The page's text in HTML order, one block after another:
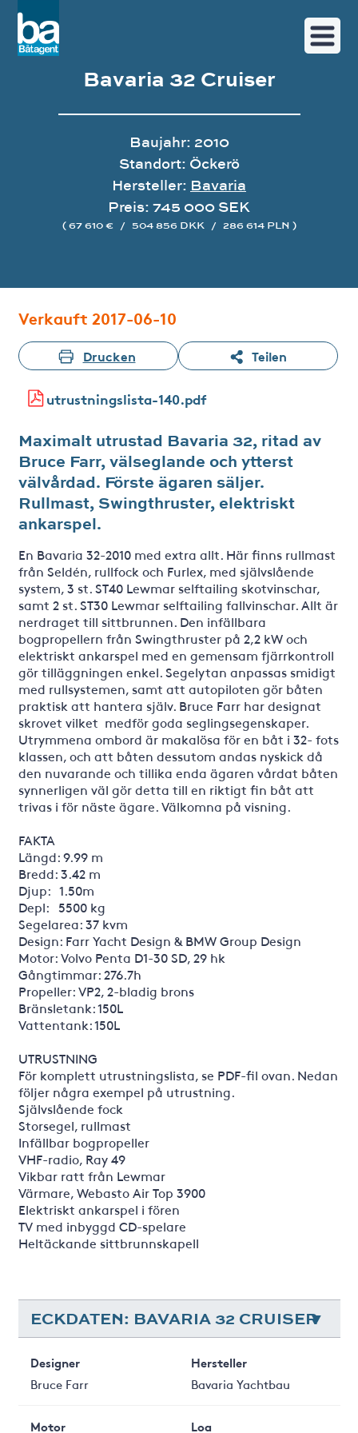
Bavaria 32 Cruiser
Baujahr: 2010
Standort: Öckerö
Hersteller: Bavaria
Preis: 745 000 SEK
( 67 610 € / 504 856 DKK / 286 614 PLN )
Verkauft 2017-06-10
Drucken Teilen
utrustningslista-140.pdf
Maximalt utrustad Bavaria 32, ritad av
Bruce Farr, välseglande och ytterst
välvårdad. Förste ägaren säljer.
Rullmast, Swingthruster, elektriskt
ankarspel.
En Bavaria 32-2010 med extra allt. Här finns rullmast
från Seldén, rullfock och Furlex, med självslående
system, 3 st. ST40 Lewmar selftailing skotvinschar,
samt 2 st. ST30 Lewmar selftailing fallvinschar. Allt är
nerdraget till sittbrunnen. Den infällbara
bogpropellern från Swingthruster på 2,2 kW och
elektriskt ankarspel med en gemensam fjärrkontroll
gör tilläggningen enkel. Segelytan anpassas smidigt
med rullsystemen, samt att autopiloten gör båten
praktisk att hantera själv. Bruce Farr har designat
skrovet vilket medför goda seglingsegenskaper.
Utrymmena ombord är makalösa för en båt i 32- fots
klassen, och att båten dessutom andas nyskick då
den nuvarande och tillika enda ägaren vårdat båten
synnerligen väl gör detta till en riktigt fin båt att
trivas i för näste ägare. Välkomna på visning.
FAKTA
Längd: 9.99 m
Bredd: 3.42 m
Djup: 1.50m
Depl: 5500 kg
Segelarea: 37 kvm
Design: Farr Yacht Design & BMW Group Design
Motor: Volvo Penta D1-30 SD, 29 hk
Gångtimmar: 276.7h
Propeller: VP2, 2-bladig brons
Bränsletank: 150L
Vattentank: 150L
UTRUSTNING
För komplett utrustningslista, se PDF-fil ovan. Nedan
följer några exempel på utrustning.
Självslående fock
Storsegel, rullmast
Infällbar bogpropeller
VHF-radio, Ray 49
Vikbar ratt från Lewmar
Värmare, Webasto Air Top 3900
Elektriskt ankarspel i fören
TV med inbyggd CD-spelare
Heltäckande sittbrunnskapell
ECKDATEN: BAVARIA 32 CRUISER
Designer
Bruce Farr
Hersteller
Bavaria Yachtbau
Motor Loa